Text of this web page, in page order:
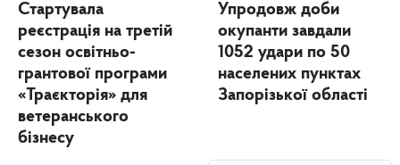
Стартувала
реєстрація на третій
сезон освітньо-
грантової програми
«Траєкторія» для
ветеранського
бізнесу
Упродовж доби
окупанти завдали
1052 удари по 50
населених пунктах
Запорізької області